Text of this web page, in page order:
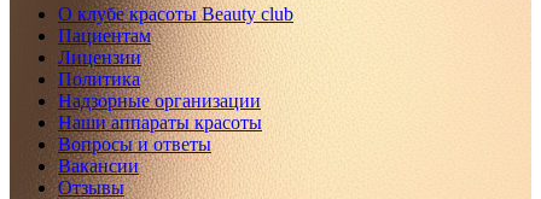
О клубе красоты Beauty club
Пациентам
Лицензии
Политика
Надзорные организации
Наши аппараты красоты
Вопросы и ответы
Вакансии
Отзывы